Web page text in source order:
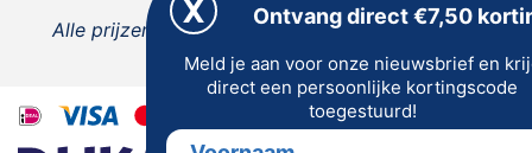
Alle prijzen zijn inclusief 21% BTW, tenzij anders
vermeld.
Ontvang direct €7,50
Meld je aan voor onze nieuwsbrief en
direct een persoonlijke kortingscode
toegestuurd!